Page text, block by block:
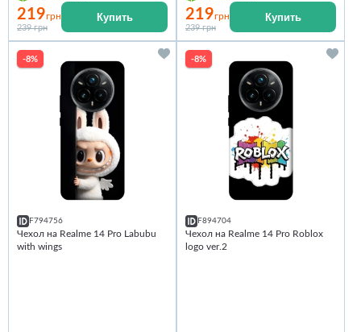
219грн
239 грн
Купить 219грн
239 грн
Купить
-8%
F794756
Чехол на Realme 14 Pro Labubu
with wings
-8%
F894704
Чехол на Realme 14 Pro Roblox
logo ver.2